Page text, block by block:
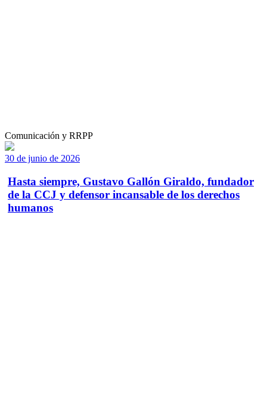
Comunicación y RRPP
30 de junio de 2026
Hasta siempre, Gustavo Gallón Giraldo, fundador
de la CCJ y defensor incansable de los derechos
humanos